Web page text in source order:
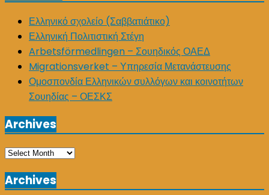
Ελληνικό σχολείο (Σαββατιάτικο)
Ελληνική Πολιτιστική Στέγη
Arbetsförmedlingen – Σουηδικός ΟΑΕΔ
Migrationsverket – Υπηρεσία Μετανάστευσης
Ομοσπονδία Ελληνικών συλλόγων και κοινοτήτων
Σουηδίας – ΟΕΣΚΣ
Archives
Archives
Archives